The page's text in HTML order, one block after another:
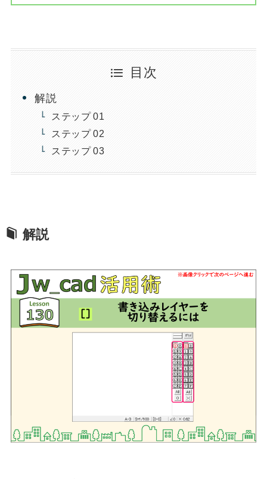
目次
解説
ステップ 01
ステップ 02
ステップ 03
解説